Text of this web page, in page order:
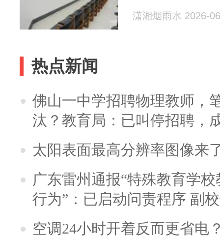
潇湘烟雨水 2026-
热点新闻
佛山一中学招聘物理教师，
汰？教育局：已叫停招聘，
太阳表面最高分辨率图像来
广东雷州通报“特殊教育学
行为”：已启动问责程序 副
空调24小时开着反而更省电